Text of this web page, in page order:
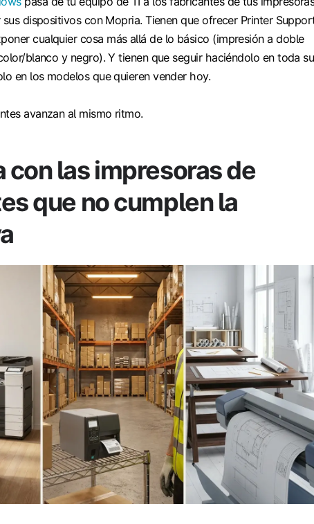
dispositivos con Mopria. Tienen que ofrecer Printer
cualquier cosa más allá de lo básico (impresión a doble
blanco y negro). Y tienen que seguir haciéndolo en toda su
en los modelos que quieren vender hoy.
avanzan al mismo ritmo.
con las impresoras de
que no cumplen la